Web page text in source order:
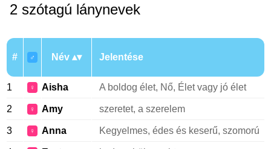
2 szótagú lánynevek
# ♂ Név Jelentése
1 ♀ Aisha A boldog élet, Nő, Élet vagy jó élet
2 ♀ Amy szeretet, a szerelem
3 ♀ Anna Kegyelmes, édes és keserű, szomorú